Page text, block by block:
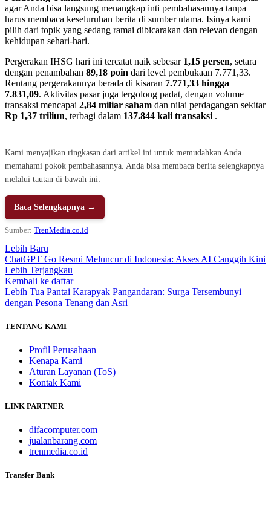
agar Anda bisa langsung menangkap inti pembahasannya tanpa
harus membaca keseluruhan berita di sumber utama. Isinya kami
pilih dari topik yang sedang ramai dibicarakan dan relevan dengan
kehidupan sehari-hari.
Pergerakan IHSG hari ini tercatat naik sebesar 1,15 persen, setara
dengan penambahan 89,18 poin dari level pembukaan 7.771,33.
Rentang pergerakannya berada di kisaran 7.771,33 hingga
7.831,09. Aktivitas pasar juga tergolong padat, dengan volume
transaksi mencapai 2,84 miliar saham dan nilai perdagangan sekitar
Rp 1,37 triliun, terbagi dalam 137.844 kali transaksi .
Kami menyajikan ringkasan dari artikel ini untuk memudahkan Anda
memahami pokok pembahasannya. Anda bisa membaca berita selengkapnya
melalui tautan di bawah ini:
Baca Selengkapnya →
Sumber: TrenMedia.co.id
Lebih Baru
ChatGPT Go Resmi Meluncur di Indonesia: Akses AI Canggih Kini
Lebih Terjangkau
Kembali ke daftar
Lebih Tua Pantai Karapyak Pangandaran: Surga Tersembunyi
dengan Pesona Tenang dan Asri
TENTANG KAMI
Profil Perusahaan
Kenapa Kami
Aturan Layanan (ToS)
Kontak Kami
LINK PARTNER
difacomputer.com
jualanbarang.com
trenmedia.co.id
Transfer Bank